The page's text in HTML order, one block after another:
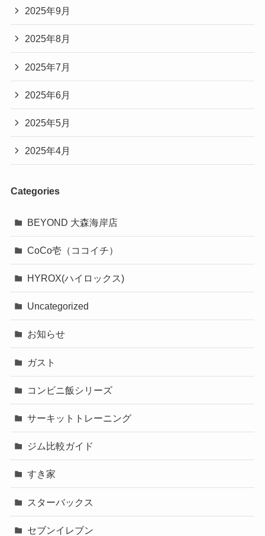
2025年9月
2025年8月
2025年7月
2025年6月
2025年5月
2025年4月
Categories
BEYOND 大森海岸店
CoCo壱（ココイチ）
HYROX(ハイロックス)
Uncategorized
お知らせ
ガスト
コンビニ飯シリーズ
サーキットトレーニング
ジム比較ガイド
すき家
スターバックス
セブンイレブン